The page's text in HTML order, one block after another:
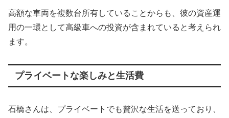
高額な車両を複数台所有していることからも、彼の資産運
用の一環として高級車への投資が含まれていると考えられ
ます。
プライベートな楽しみと生活費
石橋さんは、プライベートでも贅沢な生活を送っており、